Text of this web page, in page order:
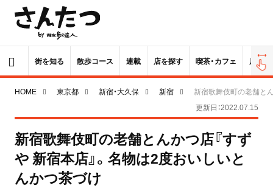
街を知る 散歩コース 連載 店を探す 喫茶・カフェ 居酒屋
HOME 東京都 新宿・大久保 新宿
新宿歌舞伎町の老舗と
更新日：2022.07.15
新宿歌舞伎町の老舗とんかつ店『すず
や 新宿本店』。名物は2度おいしいと
んかつ茶づけ